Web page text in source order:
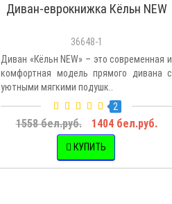
Диван-еврокнижка Кёльн NEW
36648-1
Диван «Кёльн NEW» – это современная и
комфортная модель прямого дивана с
уютными мягкими подушк..
2
1558 бел.руб. 1404 бел.руб.
КУПИТЬ